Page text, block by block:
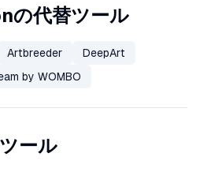
代替ツール
Artbreeder
DeepArt
by WOMBO
ール